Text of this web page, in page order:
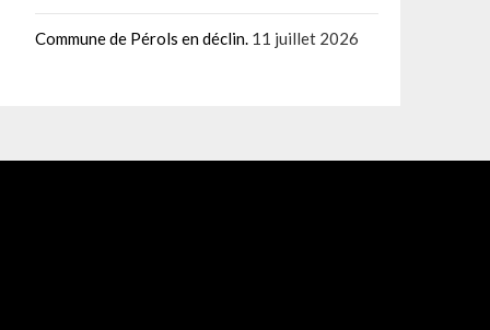
Commune de Pérols en déclin. 11 juillet 2026